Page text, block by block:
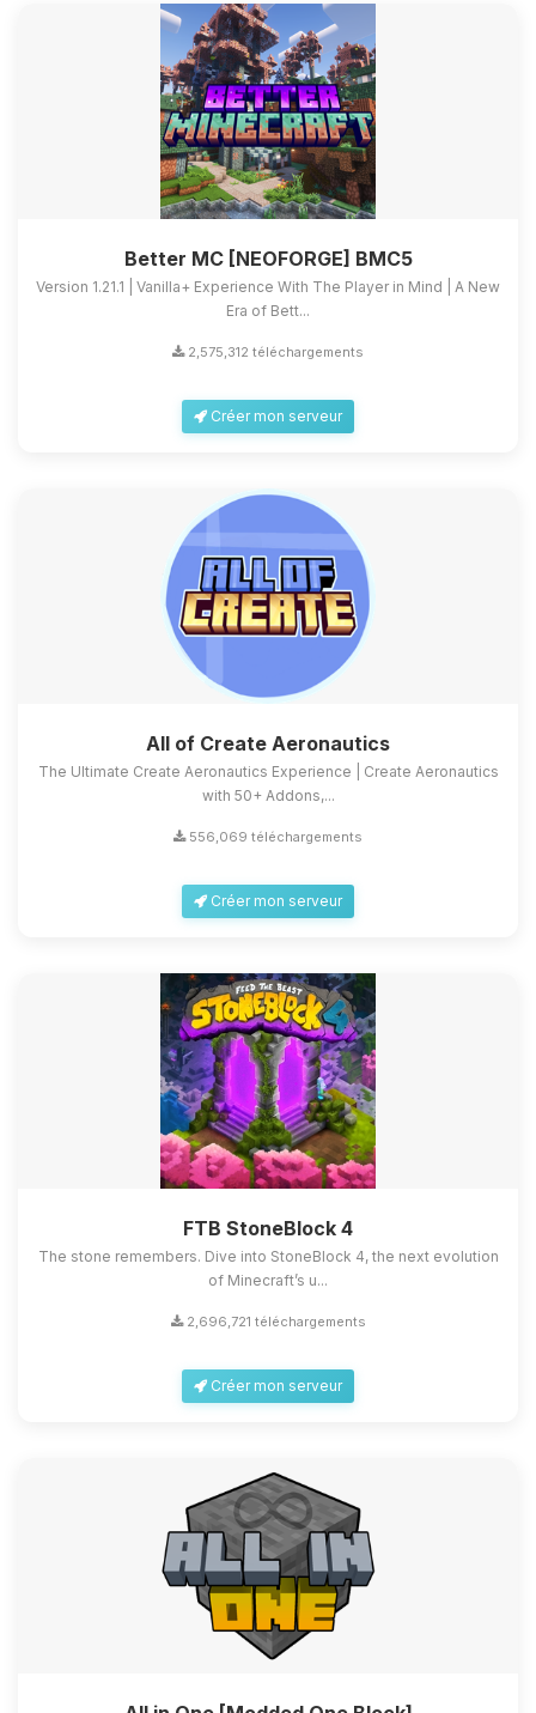
Better MC [NEOFORGE] BMC5
Version 1.21.1 | Vanilla+ Experience With The Player in Mind | A New
Era of Bett...
2,575,312 téléchargements
Créer mon serveur
All of Create Aeronautics
The Ultimate Create Aeronautics Experience | Create Aeronautics
with 50+ Addons,...
556,069 téléchargements
Créer mon serveur
FTB StoneBlock 4
The stone remembers. Dive into StoneBlock 4, the next evolution
of Minecraft’s u...
2,696,721 téléchargements
Créer mon serveur